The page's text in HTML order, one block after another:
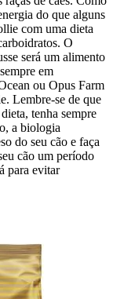
do que alguns
com uma dieta
O
será um alimento
em
ou Opus Farm
Lembre-se de que
tenha sempre
a biologia
do seu cão e faça
cão um período
para evitar